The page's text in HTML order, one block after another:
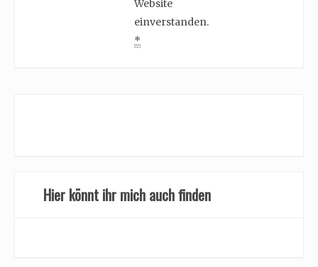
Website
einverstanden.
*
Hier könnt ihr mich auch finden